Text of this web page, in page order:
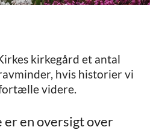
kirkegård et antal
hvis historier vi
videre.
er en oversigt over